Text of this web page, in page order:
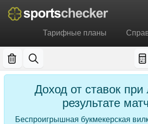
Тарифные планы
Доход от ставок
результате
Беспроигрышная букмекерская